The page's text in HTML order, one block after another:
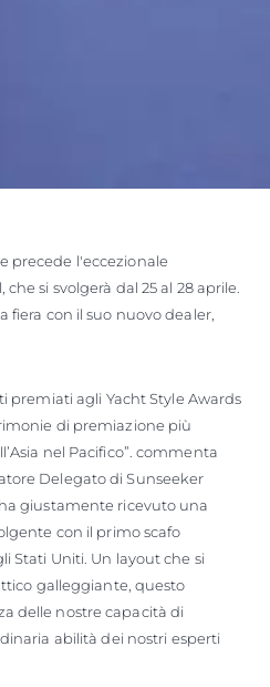
precede l'eccezionale
si svolgerà dal 25 al 28 aprile.
fiera con il suo nuovo dealer,
premiati agli Yacht Style Awards
di premiazione più
nel Pacifico”. commenta
Delegato di Sunseeker
ha giustamente ricevuto una
con il primo scafo
Stati Uniti. Un layout che si
galleggiante, questo
delle nostre capacità di
abilità dei nostri esperti